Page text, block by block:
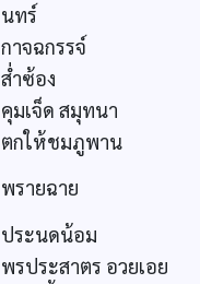
นทร์
กาจฉกรรจ์
ส่ำซ้อง
คุมเจ็ด สมุทนา
ตกให้ชมภูพาน
พรายฉาย
ประนดน้อม
พรประสาตร อวยเอย